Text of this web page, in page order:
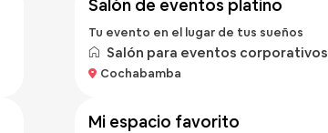
salón de eventos platino
Tu evento en el lugar de tus sueños
Salón para eventos corporativos
Cochabamba
Bs 400/noche
mi espacio favorito